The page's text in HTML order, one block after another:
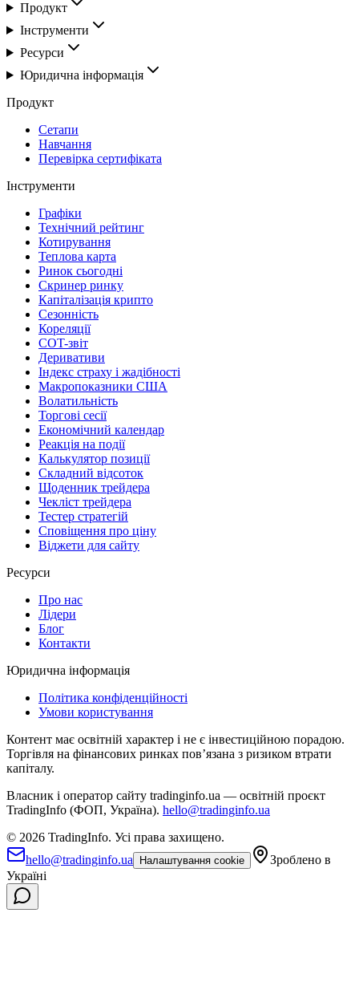
Продукт
Інструменти
Ресурси
Юридична інформація
Продукт
Сетапи
Навчання
Перевірка сертифіката
Інструменти
Графіки
Технічний рейтинг
Котирування
Теплова карта
Ринок сьогодні
Скринер ринку
Капіталізація крипто
Сезонність
Кореляції
COT-звіт
Деривативи
Індекс страху і жадібності
Макропоказники США
Волатильність
Торгові сесії
Економічний календар
Реакція на події
Калькулятор позиції
Складний відсоток
Щоденник трейдера
Чекліст трейдера
Тестер стратегій
Сповіщення про ціну
Віджети для сайту
Ресурси
Про нас
Лідери
Блог
Контакти
Юридична інформація
Політика конфіденційності
Умови користування
Контент має освітній характер і не є інвестиційною порадою.
Торгівля на фінансових ринках повʼязана з ризиком втрати
капіталу.
Власник і оператор сайту tradinginfo.ua — освітній проєкт
TradingInfo (ФОП, Україна). hello@tradinginfo.ua
© 2026 TradingInfo. Усі права захищено.
hello@tradinginfo.ua
Налаштування cookie
Зроблено в
Україні